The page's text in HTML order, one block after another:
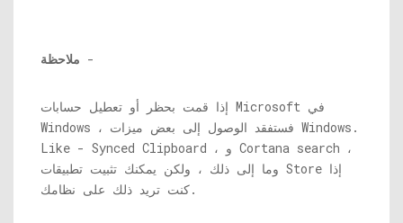
ملاحظة -
إذا قمت بحظر أو تعطيل حسابات Microsoft في
Windows ، فستفقد الوصول إلى بعض ميزات Windows.
Like - Synced Clipboard ، و Cortana search ،
وما إلى ذلك ، ولكن يمكنك تثبيت تطبيقات Store إذا
كنت تريد ذلك على نظامك.